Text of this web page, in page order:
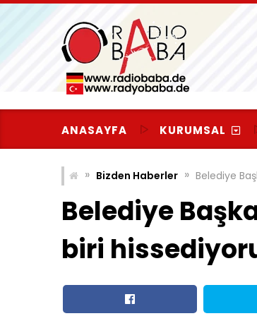
Skip
content
ANASAYFA KURUMSAL
» Bizden Haberler » Belediye
Belediye
biri